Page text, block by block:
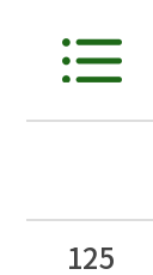
125